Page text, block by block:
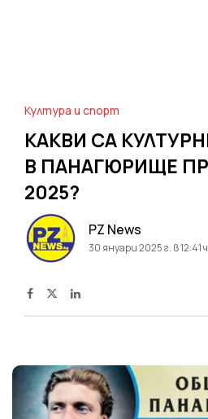
Култура и спорт
КАКВИ СА
В ПАНАГЮРИЩЕ
2025?
PZ News
30 януари 2025 г. в 12:41